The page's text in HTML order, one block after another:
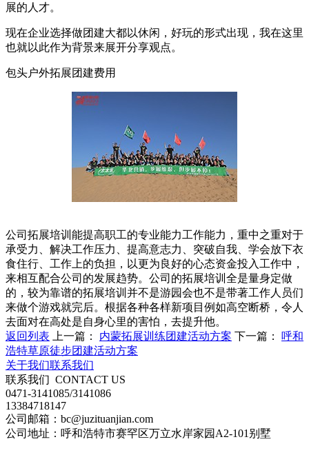
展的人才。
现在企业选择做团建大都以休闲，好玩的形式出现，我在这里
也就以此作为背景来展开分享观点。
包头户外拓展团建费用
公司拓展培训能提高职工的专业能力工作能力，重中之重对于
承受力、解决工作压力、提高意志力、突破自我、学会放下衣
食住行、工作上的负担，以更为良好的心态资金投入工作中，
来相互配合公司的发展趋势。公司的拓展培训全是量身定做
的，较为靠谱的拓展培训并不是游园会也不是带著工作人员们
来做个游戏就完后。根据各种各样新项目例如高空断桥，令人
去面对在高处是自身心里的害怕，去提升他。
返回列表
上一篇： 内蒙拓展训练团建活动方案 下一篇： 呼和
浩特草原徒步团建活动方案
关于我们联系我们
联系我们 CONTACT US
0471-3141085/3141086
13384718147
公司邮箱：bc@juzituanjian.com
公司地址：呼和浩特市赛罕区万立水岸家园A2-101别墅